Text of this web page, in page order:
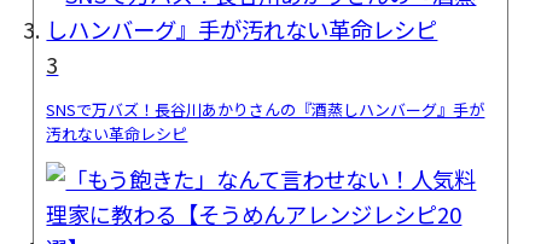
3
SNSで万バズ！長谷川あかりさんの『酒蒸しハンバーグ』手が
汚れない革命レシピ